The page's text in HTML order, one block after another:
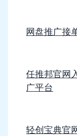
网盘推广接
任推邦官网
广平台
轻创宝典官